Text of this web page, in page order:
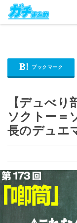
【デュべ
ソクトー＝
長のデュエ